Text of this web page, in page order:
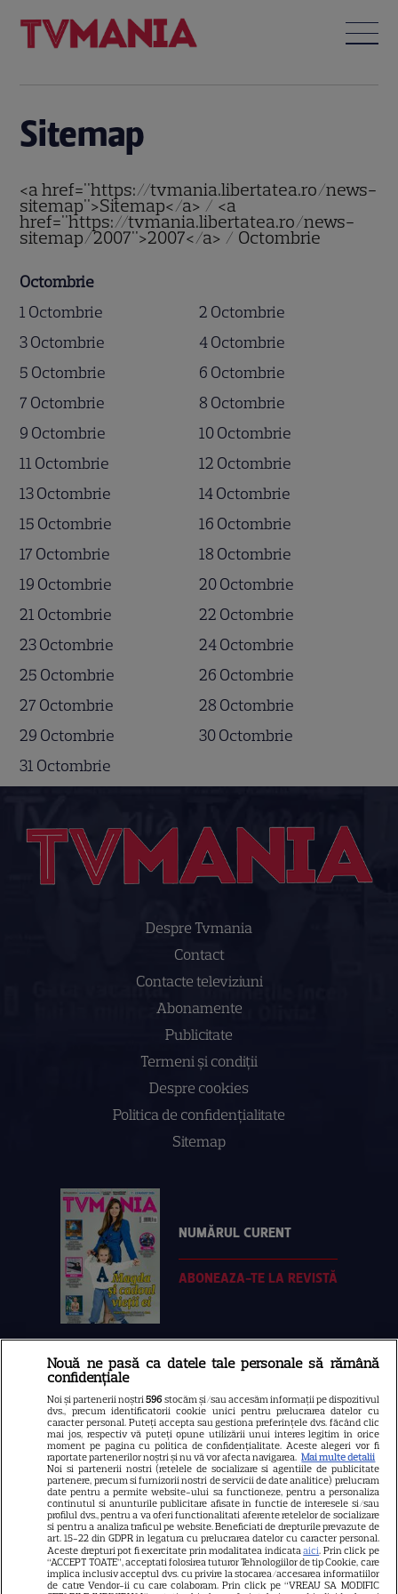
Sitemap
<a href="https://tvmania.libertatea.ro/news-
sitemap">Sitemap</a> / <a
href="https://tvmania.libertatea.ro/news-
sitemap/2007">2007</a> / Octombrie
Octombrie
1 Octombrie
2 Octombrie
3 Octombrie
4 Octombrie
5 Octombrie
6 Octombrie
7 Octombrie
8 Octombrie
9 Octombrie
10 Octombrie
11 Octombrie
12 Octombrie
13 Octombrie
14 Octombrie
15 Octombrie
16 Octombrie
17 Octombrie
18 Octombrie
19 Octombrie
20 Octombrie
21 Octombrie
22 Octombrie
23 Octombrie
24 Octombrie
25 Octombrie
26 Octombrie
27 Octombrie
28 Octombrie
29 Octombrie
30 Octombrie
31 Octombrie
Despre Tvmania
Contact
Contacte televiziuni
Abonamente
Publicitate
Termeni și condiții
Despre cookies
Politica de confidenţialitate
Sitemap
NUMĂRUL CURENT
ABONEAZA-TE LA REVISTĂ
Libertatea
Libertatea pentru femei
GSP
Știri mondene
Avantaje
Elle
Unica
Retete practice
Nouă ne pasă ca datele tale personale să rămână
confidențiale
Noi și partenerii noștri596 stocăm și/sau accesăm informații pe dispozitivul
dvs., precum identificatorii cookie unici pentru prelucrarea datelor cu
caracter personal. Puteți accepta sau gestiona preferințele dvs. făcând clic
mai jos, respectiv vă puteți opune utilizării unui interes legitim în orice
moment pe pagina cu politica de confidențialitate. Aceste alegeri vor fi
raportate partenerilor noștri și nu vă vor afecta navigarea. Mai multe detalii
Noi si partenerii nostri (retelele de socializare si agentiile de publicitate
partenere, precum si furnizorii nostri de servicii de date analitice) prelucram
date pentru a permite website-ului sa functioneze, pentru a personaliza
continutul si anunturile publicitare afisate in functie de interesele si/sau
profilul dvs., pentru a va oferi functionalitati aferente retelelor de socializare
si pentru a analiza traficul pe website. Beneficiati de drepturile prevazute de
art. 15-22 din GDPR in legatura cu prelucrarea datelor cu caracter personal.
Aceste drepturi pot fi exercitate prin modalitatea indicataaici. Prin click pe
“ACCEPT TOATE”, acceptati folosirea tuturor Tehnologiilor de tip Cookie, care
implica inclusiv acceptul dvs. cu privire la stocarea/accesarea informatiilor
de catre Vendor-ii cu care colaboram. Prin click pe “VREAU SA MODIFIC